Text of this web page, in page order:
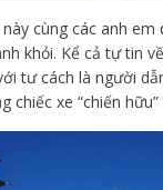
cùng các anh
khỏi. Kể cả tự tin
tư cách là người
xe “chiến